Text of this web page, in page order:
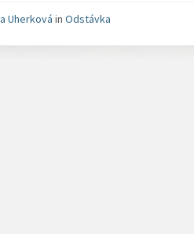
Uherková inOdstávka